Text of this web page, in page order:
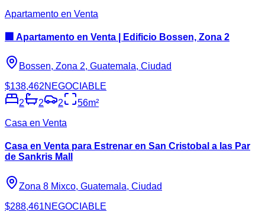
Apartamento en Venta
🏢 Apartamento en Venta | Edificio Bossen, Zona 2
Bossen, Zona 2, Guatemala, Ciudad
$138,462NEGOCIABLE
2
2 2 56m²
Casa en Venta
Casa en Venta para Estrenar en San Cristobal a las Par
de Sankris Mall
Zona 8 Mixco, Guatemala, Ciudad
$288,461NEGOCIABLE